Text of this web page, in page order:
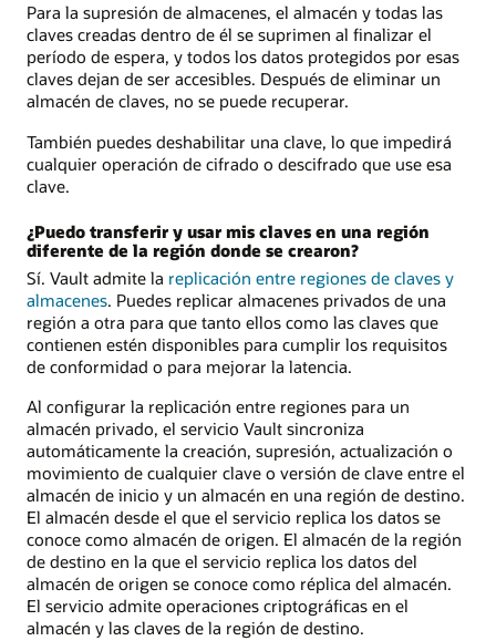
Para la supresión de almacenes, el almacén y todas las
claves creadas dentro de él se suprimen al finalizar el
período de espera, y todos los datos protegidos por esas
claves dejan de ser accesibles. Después de eliminar un
almacén de claves, no se puede recuperar.
También puedes deshabilitar una clave, lo que impedirá
cualquier operación de cifrado o descifrado que use esa
clave.
¿Puedo transferir y usar mis claves en una región
diferente de la región donde se crearon?
Sí. Vault admite la replicación entre regiones de claves y
almacenes. Puedes replicar almacenes privados de una
región a otra para que tanto ellos como las claves que
contienen estén disponibles para cumplir los requisitos
de conformidad o para mejorar la latencia.
Al configurar la replicación entre regiones para un
almacén privado, el servicio Vault sincroniza
automáticamente la creación, supresión, actualización o
movimiento de cualquier clave o versión de clave entre el
almacén de inicio y un almacén en una región de destino.
El almacén desde el que el servicio replica los datos se
conoce como almacén de origen. El almacén de la región
de destino en la que el servicio replica los datos del
almacén de origen se conoce como réplica del almacén.
El servicio admite operaciones criptográficas en el
almacén y las claves de la región de destino.